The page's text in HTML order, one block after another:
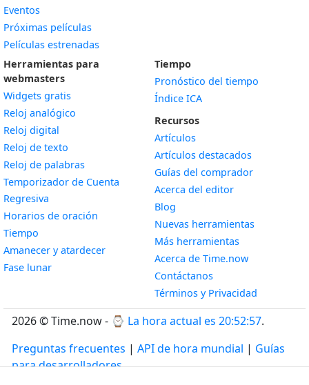
Eventos
Próximas películas
Películas estrenadas
Herramientas para
webmasters
Widgets gratis
Reloj analógico
Reloj digital
Reloj de texto
Reloj de palabras
Temporizador de Cuenta
Regresiva
Horarios de oración
Tiempo
Amanecer y atardecerWidget
Fase lunarWidget
Tiempo
Pronóstico del tiempo
Índice ICA
Recursos
Artículos
Artículos destacados
Guías del comprador
Acerca del editor
Blog
Nuevas herramientas
Más herramientas
Acerca de Time.now
Contáctanos
Términos y Privacidad
2026 © Time.now - ⌚ La hora actual es 20:52:57.
Preguntas frecuentes | API de hora mundial | Guías
para desarrolladores